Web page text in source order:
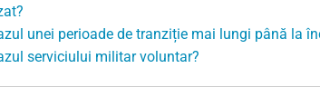
unei perioade de tranziție mai lungi până la
serviciului militar voluntar?